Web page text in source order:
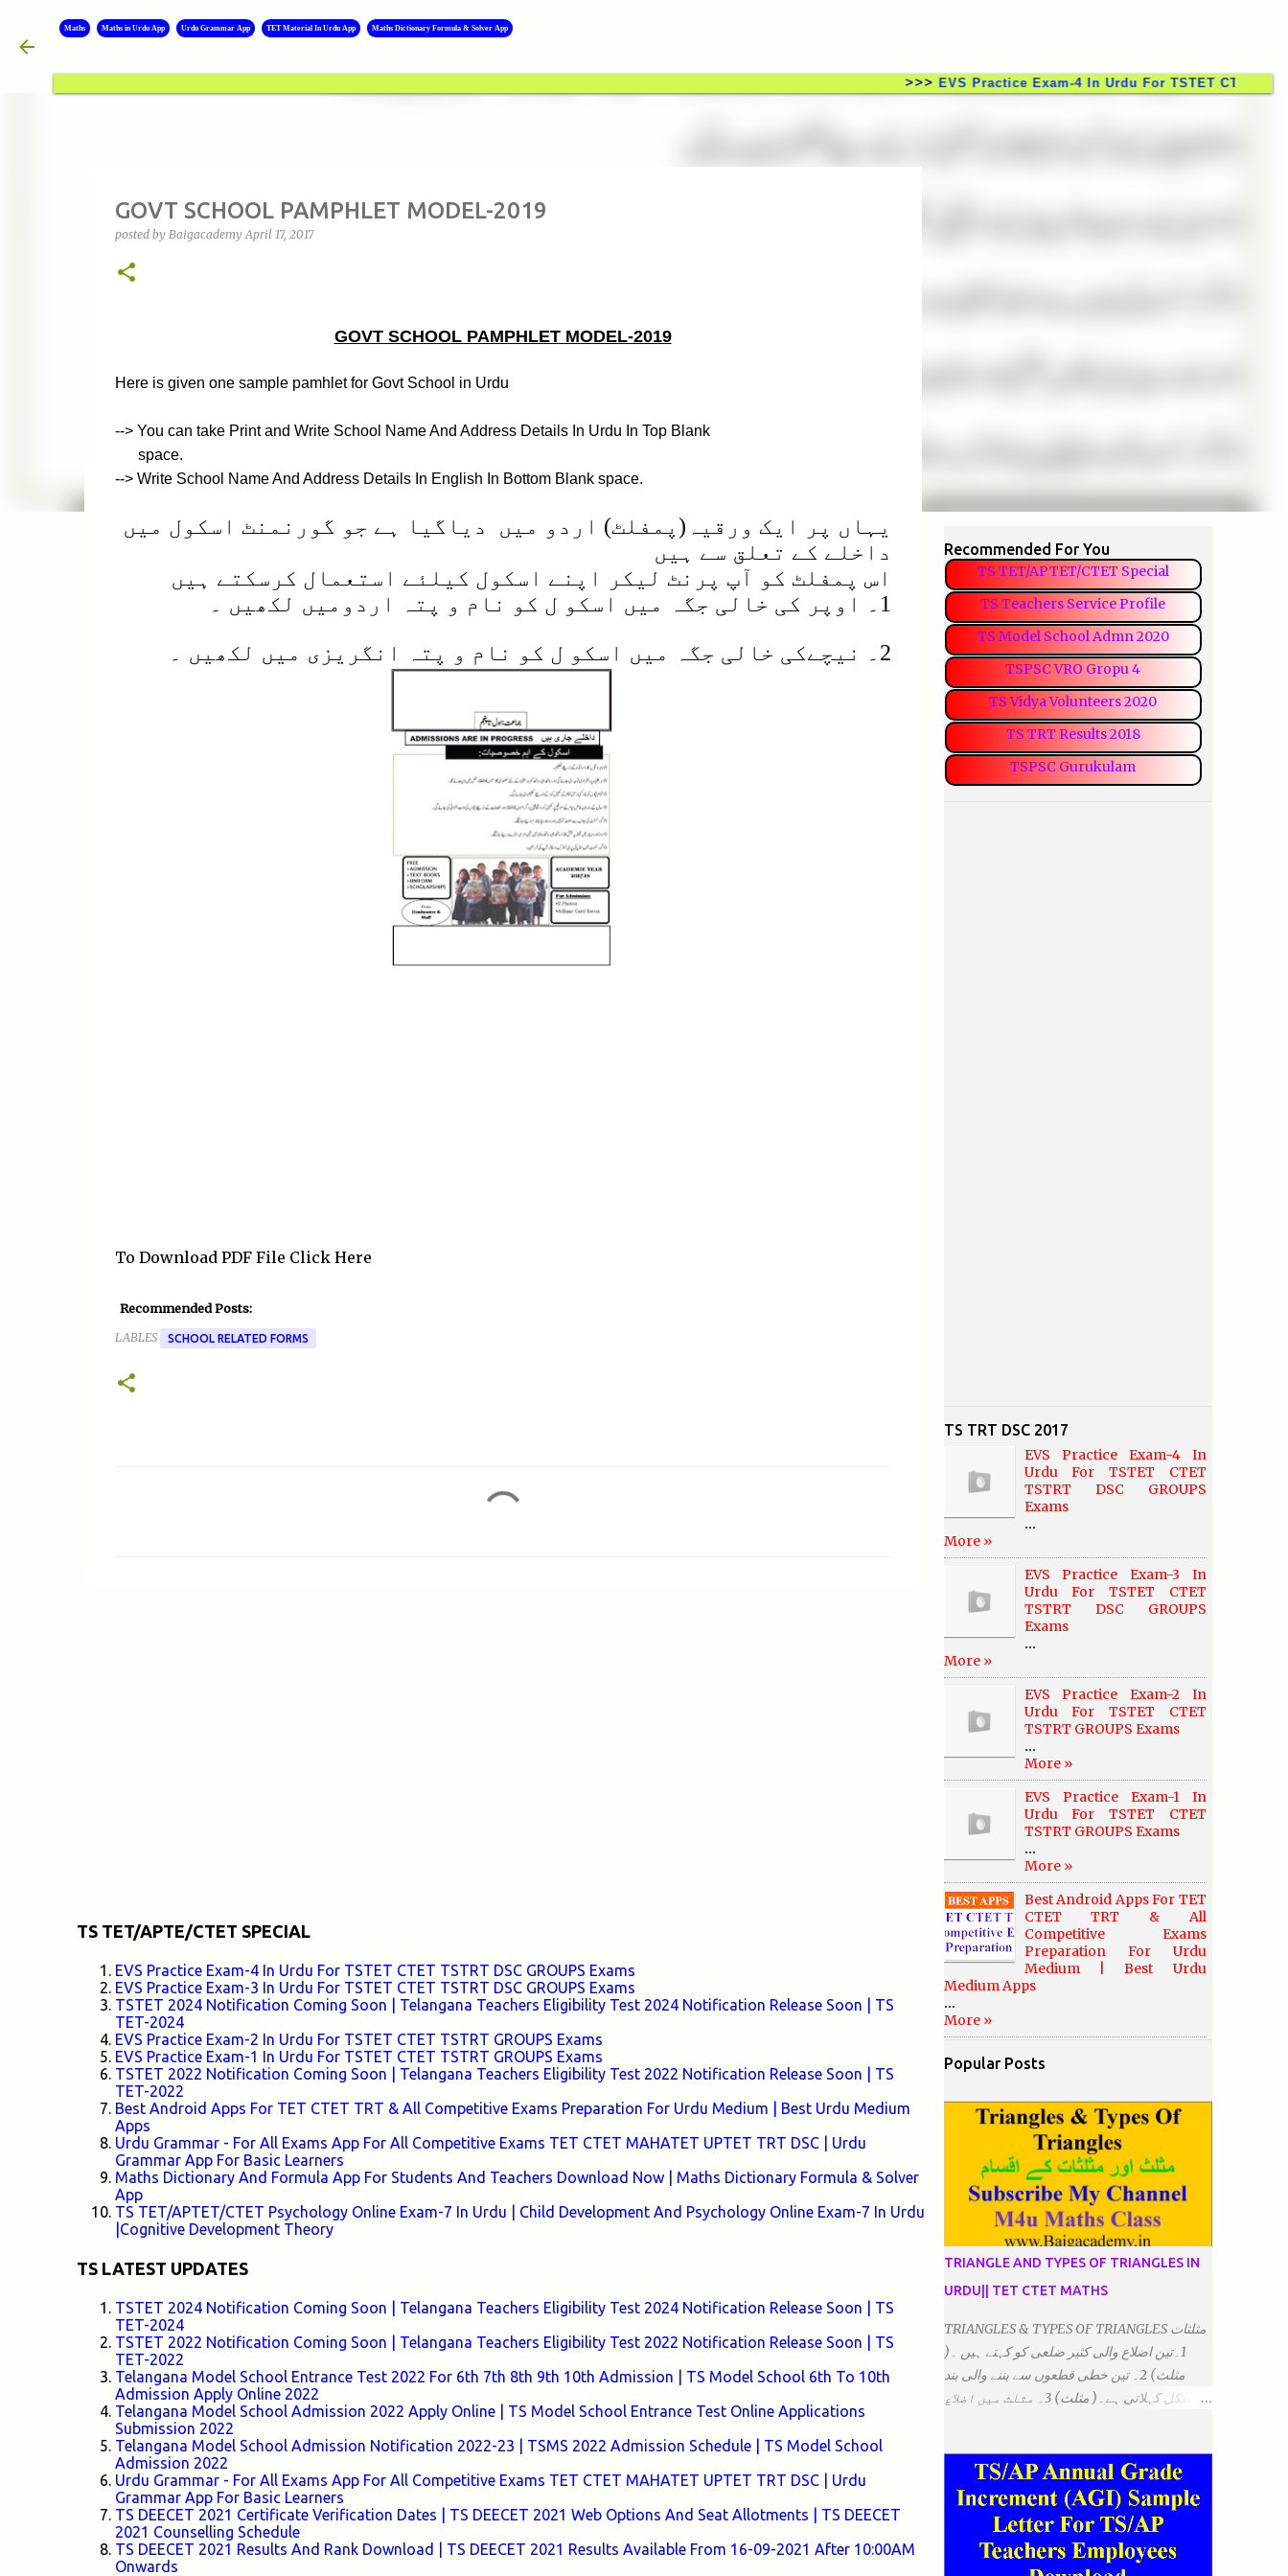
Maths Maths in Urdu App Urdu Grammar App TET Material In Urdu App Maths Dictionary Formula & Solver App
EVS Practice Exam-4 In Urdu For TSTET CTET TSTRT
GOVT SCHOOL PAMPHLET MODEL-2019
posted by Baigacademy April 17, 2017
GOVT SCHOOL PAMPHLET MODEL-2019
Here is given one sample pamhlet for Govt School in Urdu
--> You can take Print and Write School Name And Address Details In Urdu In Top Blank
space.
--> Write School Name And Address Details In English In Bottom Blank space.
یہاں پر ایک ورقیہ(پمفلٹ) اردو میں دیاگیا ہے جو گورنمنٹ اسکول میں
داخلے کے تعلق سے ہیں
اس پمفلٹ کو آپ پرنٹ لیکر اپنے اسکول کیلئے استعمال کرسکتے ہیں
1۔ اوپر کی خالی جگہ میں اسکو ل کو نام و پتہ اردومیں لکھیں ۔
2۔ نیچےکی خالی جگہ میں اسکو ل کو نام و پتہ انگریزی میں لکھیں ۔
To Download PDF File Click Here
Recommended Posts:
LABLES SCHOOL RELATED FORMS
TS TET/APTE/CTET SPECIAL
EVS Practice Exam-4 In Urdu For TSTET CTET TSTRT DSC GROUPS Exams
EVS Practice Exam-3 In Urdu For TSTET CTET TSTRT DSC GROUPS Exams
TSTET 2024 Notification Coming Soon | Telangana Teachers Eligibility Test 2024 Notification Release Soon | TS
TET-2024
EVS Practice Exam-2 In Urdu For TSTET CTET TSTRT GROUPS Exams
EVS Practice Exam-1 In Urdu For TSTET CTET TSTRT GROUPS Exams
TSTET 2022 Notification Coming Soon | Telangana Teachers Eligibility Test 2022 Notification Release Soon | TS
TET-2022
Best Android Apps For TET CTET TRT & All Competitive Exams Preparation For Urdu Medium | Best Urdu Medium
Apps
Urdu Grammar - For All Exams App For All Competitive Exams TET CTET MAHATET UPTET TRT DSC | Urdu
Grammar App For Basic Learners
Maths Dictionary And Formula App For Students And Teachers Download Now | Maths Dictionary Formula & Solver
App
TS TET/APTET/CTET Psychology Online Exam-7 In Urdu | Child Development And Psychology Online Exam-7 In Urdu
|Cognitive Development Theory
TS LATEST UPDATES
TSTET 2024 Notification Coming Soon | Telangana Teachers Eligibility Test 2024 Notification Release Soon | TS
TET-2024
TSTET 2022 Notification Coming Soon | Telangana Teachers Eligibility Test 2022 Notification Release Soon | TS
TET-2022
Telangana Model School Entrance Test 2022 For 6th 7th 8th 9th 10th Admission | TS Model School 6th To 10th
Admission Apply Online 2022
Telangana Model School Admission 2022 Apply Online | TS Model School Entrance Test Online Applications
Submission 2022
Telangana Model School Admission Notification 2022-23 | TSMS 2022 Admission Schedule | TS Model School
Admission 2022
Urdu Grammar - For All Exams App For All Competitive Exams TET CTET MAHATET UPTET TRT DSC | Urdu
Grammar App For Basic Learners
TS DEECET 2021 Certificate Verification Dates | TS DEECET 2021 Web Options And Seat Allotments | TS DEECET
2021 Counselling Schedule
TS DEECET 2021 Results And Rank Download | TS DEECET 2021 Results Available From 16-09-2021 After 10:00AM
Onwards
Recommended For You
TS TET/APTET/CTET Special
TS Teachers Service Profile
TS Model School Admn 2020
TSPSC VRO Gropu 4
TS Vidya Volunteers 2020
TS TRT Results 2018
TSPSC Gurukulam
TS TRT DSC 2017
EVS Practice Exam-4 In
Urdu For TSTET CTET
TSTRT DSC GROUPS
Exams
...
More »
EVS Practice Exam-3 In
Urdu For TSTET CTET
TSTRT DSC GROUPS
Exams
...
More »
EVS Practice Exam-2 In
Urdu For TSTET CTET
TSTRT GROUPS Exams
...
More »
EVS Practice Exam-1 In
Urdu For TSTET CTET
TSTRT GROUPS Exams
...
More »
Best Android Apps For TET
CTET TRT & All
Competitive Exams
Preparation For Urdu
Medium | Best Urdu
Medium Apps
...
More »
Popular Posts
TRIANGLE AND TYPES OF TRIANGLES IN
URDU|| TET CTET MATHS
TRIANGLES & TYPES OF TRIANGLES مثلثات
1۔تین اضلاع والی کثیر ضلعی کو کہتے ہیں ۔(
مثلث) 2۔ تین خطی قطعوں سے بننے والی بند
شکل کہلاتی ہے۔( مثلث) 3۔ مثلث میں اضلاع
6۔مثلث میں تینوں زاویوں کا مجموعہ ہوتا
ہے۔(180) 7۔کیا یہ مثلث کے زاویئے ہوسکتے ہیں۔
مساوی الضلاع: اس میں تینوں ضلع مساوی ہوتے
ہیں۔ 2۔مثلث مساوی الساقین: اس میں کوئی